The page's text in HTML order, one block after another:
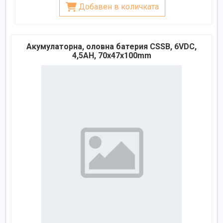
Добавен в количката
Акумулаторна, оловна батерия CSSB, 6VDC,
4,5AH, 70х47х100mm